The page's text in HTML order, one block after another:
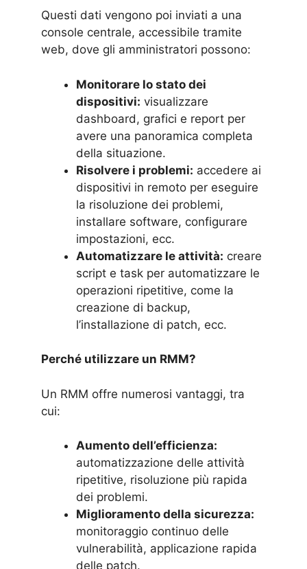
Questi dati vengono poi inviati a una
console centrale, accessibile tramite
web, dove gli amministratori possono:
Monitorare lo stato dei
dispositivi: visualizzare
dashboard, grafici e report per
avere una panoramica completa
della situazione.
Risolvere i problemi: accedere ai
dispositivi in remoto per eseguire
la risoluzione dei problemi,
installare software, configurare
impostazioni, ecc.
Automatizzare le attività: creare
script e task per automatizzare le
operazioni ripetitive, come la
creazione di backup,
l’installazione di patch, ecc.
Perché utilizzare un RMM?
Un RMM offre numerosi vantaggi, tra
cui:
Aumento dell’efficienza:
automatizzazione delle attività
ripetitive, risoluzione più rapida
dei problemi.
Miglioramento della sicurezza:
monitoraggio continuo delle
vulnerabilità, applicazione rapida
delle patch.